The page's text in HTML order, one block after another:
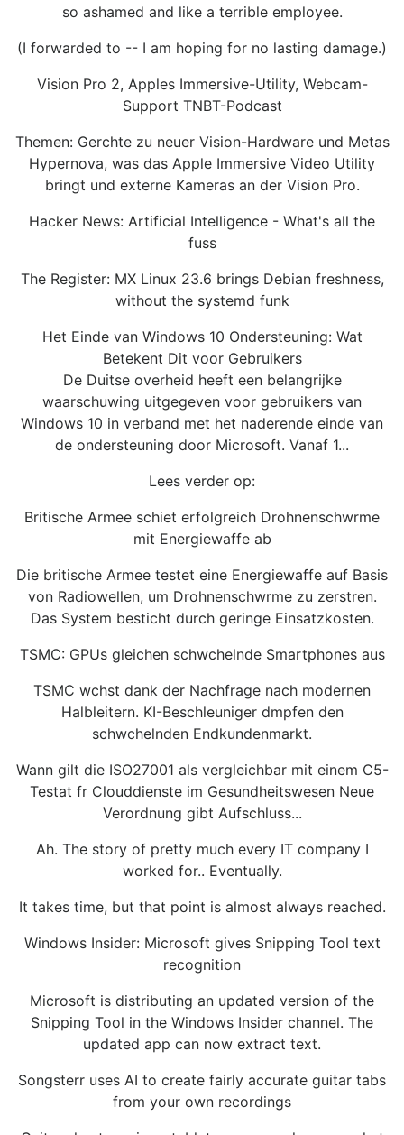
so ashamed and like a terrible employee.
(I forwarded to -- I am hoping for no lasting damage.)
Vision Pro 2, Apples Immersive-Utility, Webcam-
Support TNBT-Podcast
Themen: Gerchte zu neuer Vision-Hardware und Metas
Hypernova, was das Apple Immersive Video Utility
bringt und externe Kameras an der Vision Pro.
Hacker News: Artificial Intelligence - What's all the
fuss
The Register: MX Linux 23.6 brings Debian freshness,
without the systemd funk
Het Einde van Windows 10 Ondersteuning: Wat
Betekent Dit voor Gebruikers
De Duitse overheid heeft een belangrijke
waarschuwing uitgegeven voor gebruikers van
Windows 10 in verband met het naderende einde van
de ondersteuning door Microsoft. Vanaf 1...
Lees verder op:
Britische Armee schiet erfolgreich Drohnenschwrme
mit Energiewaffe ab
Die britische Armee testet eine Energiewaffe auf Basis
von Radiowellen, um Drohnenschwrme zu zerstren.
Das System besticht durch geringe Einsatzkosten.
TSMC: GPUs gleichen schwchelnde Smartphones aus
TSMC wchst dank der Nachfrage nach modernen
Halbleitern. KI-Beschleuniger dmpfen den
schwchelnden Endkundenmarkt.
Wann gilt die ISO27001 als vergleichbar mit einem C5-
Testat fr Clouddienste im Gesundheitswesen Neue
Verordnung gibt Aufschluss...
Ah. The story of pretty much every IT company I
worked for.. Eventually.
It takes time, but that point is almost always reached.
Windows Insider: Microsoft gives Snipping Tool text
recognition
Microsoft is distributing an updated version of the
Snipping Tool in the Windows Insider channel. The
updated app can now extract text.
Songsterr uses AI to create fairly accurate guitar tabs
from your own recordings